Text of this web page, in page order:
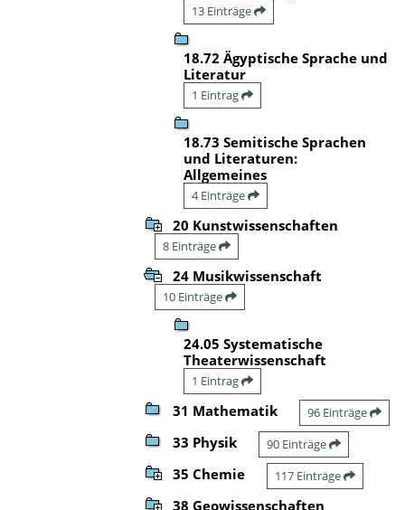
13 Einträge
18.72 Ägyptische Sprache und
Literatur
1 Eintrag
18.73 Semitische Sprachen
und Literaturen:
Allgemeines
4 Einträge
20 Kunstwissenschaften
8 Einträge
24 Musikwissenschaft
10 Einträge
24.05 Systematische
Theaterwissenschaft
1 Eintrag
31 Mathematik 96 Einträge
33 Physik 90 Einträge
35 Chemie 117 Einträge
38 Geowissenschaften